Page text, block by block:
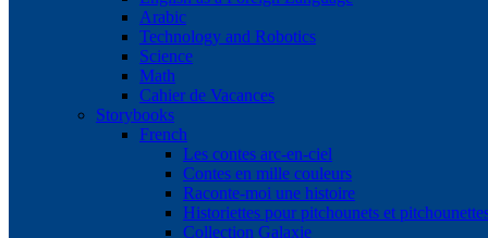
Arabic
Technology and Robotics
Science
Math
Cahier de Vacances
Storybooks
French
Les contes arc-en-ciel
Contes en mille couleurs
Raconte-moi une histoire
Historiettes pour pitchounets et
Collection Galaxie